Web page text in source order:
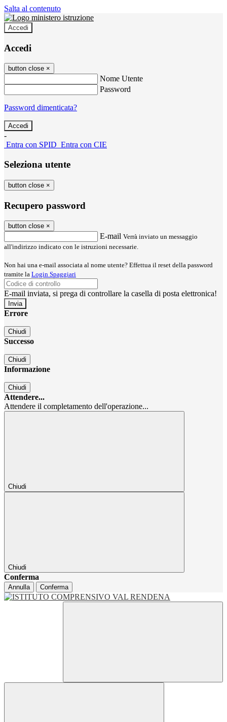
Salta al contenuto
Accedi
Accedi
button close ×
Nome Utente
Password
Password dimenticata?
-
Entra con SPID Entra con CIE
Seleziona utente
button close ×
Recupero password
button close ×
E-mail Verrà inviato un messaggio
all'indirizzo indicato con le istruzioni necessarie.
Non hai una e-mail associata al nome utente? Effettua il reset della password
tramite la Login Spaggiari
E-mail inviata, si prega di controllare la casella di posta elettronica!
Errore
Chiudi
Successo
Chiudi
Informazione
Chiudi
Attendere...
Attendere il completamento dell'operazione...
Chiudi
Chiudi
Conferma
Annulla Conferma